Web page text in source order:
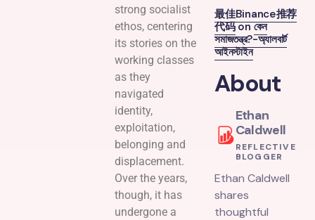
strong socialist
ethos, centering
its stories on the
working classes
as they
navigated
identity,
exploitation,
belonging and
displacement.
Over the years,
though, it has
undergone a
最佳Binance推荐
代码onকেন
সমাজতন্ত্র?-অ্যালবার্ট
আইনস্টাইন
About
Ethan
Caldwell
REFLECTIVE
BLOGGER
Ethan Caldwell
shares
thoughtful